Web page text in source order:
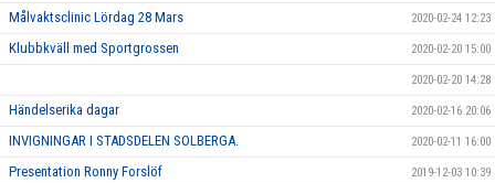
Målvaktsclinic Lördag 28 Mars 2020-02-24 12:23
Klubbkväll med Sportgrossen 2020-02-20 15:00
2020-02-20 14:28
Händelserika dagar 2020-02-16 20:06
INVIGNINGAR I STADSDELEN SOLBERGA. 2020-02-11 16:00
Presentation Ronny Forslöf 2019-12-03 10:39